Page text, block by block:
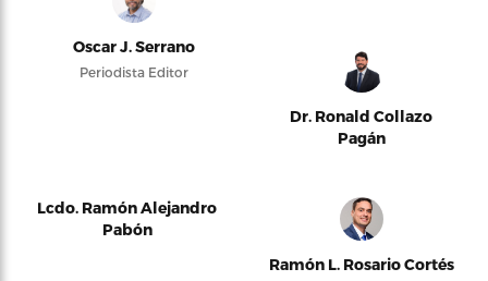
Oscar J. Serrano
Periodista Editor
Dr. Ronald Collazo
Pagán
Lcdo. Ramón Alejandro
Pabón
Ramón L. Rosario Cortés